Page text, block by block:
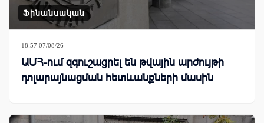
Ֆինանսական
18:57 07/08/26
ԱՄՀ-ում զգուշացրել են թվային արժույթի
դոլարայնացման հետևանքների մասին